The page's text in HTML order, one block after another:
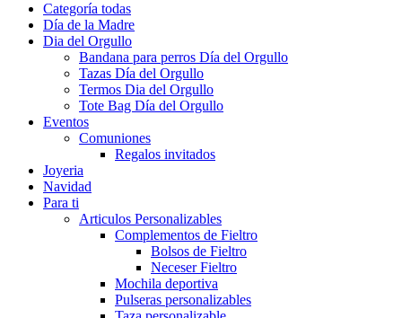
Categoría todas
Día de la Madre
Dia del Orgullo
Bandana para perros Día del Orgullo
Tazas Día del Orgullo
Termos Dia del Orgullo
Tote Bag Día del Orgullo
Eventos
Comuniones
Regalos invitados
Joyeria
Navidad
Para ti
Articulos Personalizables
Complementos de Fieltro
Bolsos de Fieltro
Neceser Fieltro
Mochila deportiva
Pulseras personalizables